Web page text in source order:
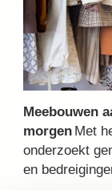
Meebouwen
morgen Met
onderzoekt
en